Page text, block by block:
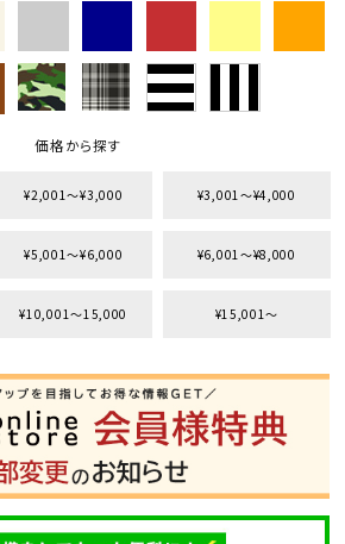
価格から探す
¥2,001〜¥3,000 ¥3,001〜¥4,000
¥5,001〜¥6,000 ¥6,001〜¥8,000
¥10,001〜15,000 ¥15,001〜